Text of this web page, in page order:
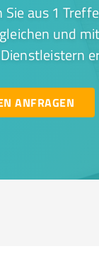
aus 1
und
ANFRAGEN